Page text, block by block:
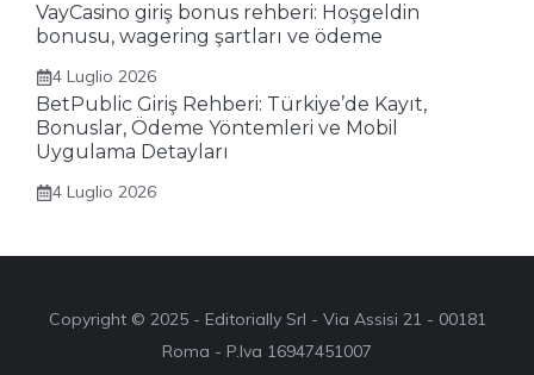
VayCasino giriş bonus rehberi: Hoşgeldin
bonusu, wagering şartları ve ödeme
4 Luglio 2026
BetPublic Giriş Rehberi: Türkiye’de Kayıt,
Bonuslar, Ödeme Yöntemleri ve Mobil
Uygulama Detayları
4 Luglio 2026
Copyright © 2025 - Editorially Srl - Via Assisi 21 - 00181
Roma - P.Iva 16947451007